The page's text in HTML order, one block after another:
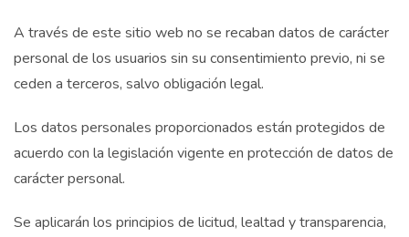
A través de este sitio web no se recaban datos de carácter
personal de los usuarios sin su consentimiento previo, ni se
ceden a terceros, salvo obligación legal.
Los datos personales proporcionados están protegidos de
acuerdo con la legislación vigente en protección de datos de
carácter personal.
Se aplicarán los principios de licitud, lealtad y transparencia,